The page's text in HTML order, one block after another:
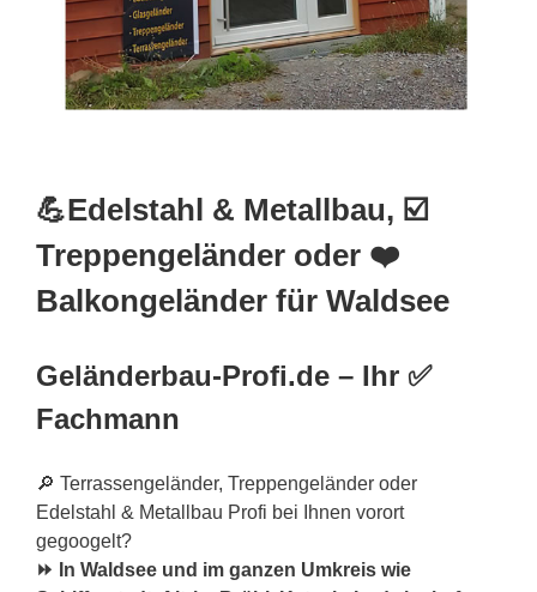
💪Edelstahl & Metallbau, ☑️
Treppengeländer oder ❤️
Balkongeländer für Waldsee
Geländerbau-Profi.de – Ihr ✅
Fachmann
🔎 Terrassengeländer, Treppengeländer oder
Edelstahl & Metallbau Profi bei Ihnen vorort
gegoogelt?
⏩ In Waldsee und im ganzen Umkreis wie